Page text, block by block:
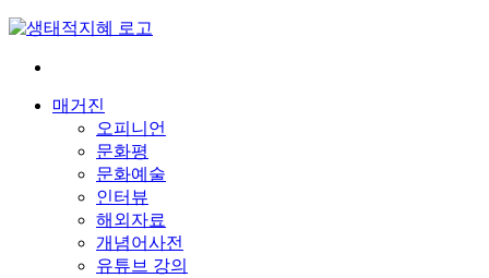
Skip
content
매거진
오피니언
문화평
문화예술
인터뷰
해외자료
개념어사전
유튜브 강의